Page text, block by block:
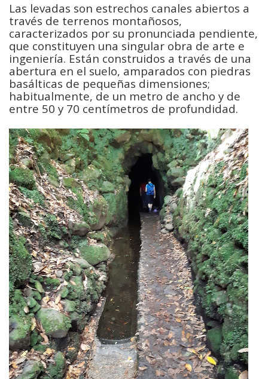
Las levadas son estrechos canales abiertos a
través de terrenos montañosos,
caracterizados por su pronunciada pendiente,
que constituyen una singular obra de arte e
ingeniería. Están construidos a través de una
abertura en el suelo, amparados con piedras
basálticas de pequeñas dimensiones;
habitualmente, de un metro de ancho y de
entre 50 y 70 centímetros de profundidad.